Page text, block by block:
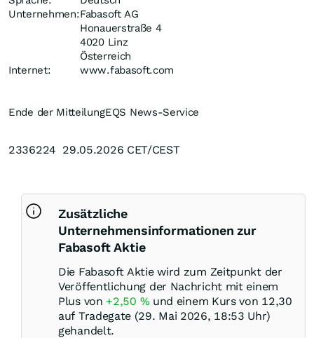
Unternehmen:Fabasoft AG
Honauerstraße 4
4020 Linz
Österreich
Internet:
www.fabasoft.com
Ende der MitteilungEQS News-Service
2336224 29.05.2026 CET/CEST
Zusätzliche
Unternehmensinformationen zur
Fabasoft Aktie
Die Fabasoft Aktie wird zum Zeitpunkt der
Veröffentlichung der Nachricht mit einem
Plus von +2,50 % und einem Kurs von 12,30
auf Tradegate (29. Mai 2026, 18:53 Uhr)
gehandelt.